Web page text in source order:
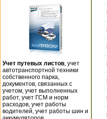
Учет путевых листов , учет
автотранспортной техники
собственного парка,
документов, связанных с
учетом, учет выполненных
работ, учет ГСМ и норм
расходов, учет работы
водителей, учет работы шин и